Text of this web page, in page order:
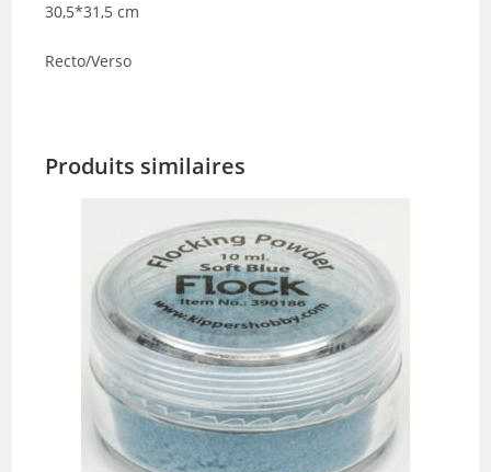
30,5*31,5 cm
Recto/Verso
Produits similaires